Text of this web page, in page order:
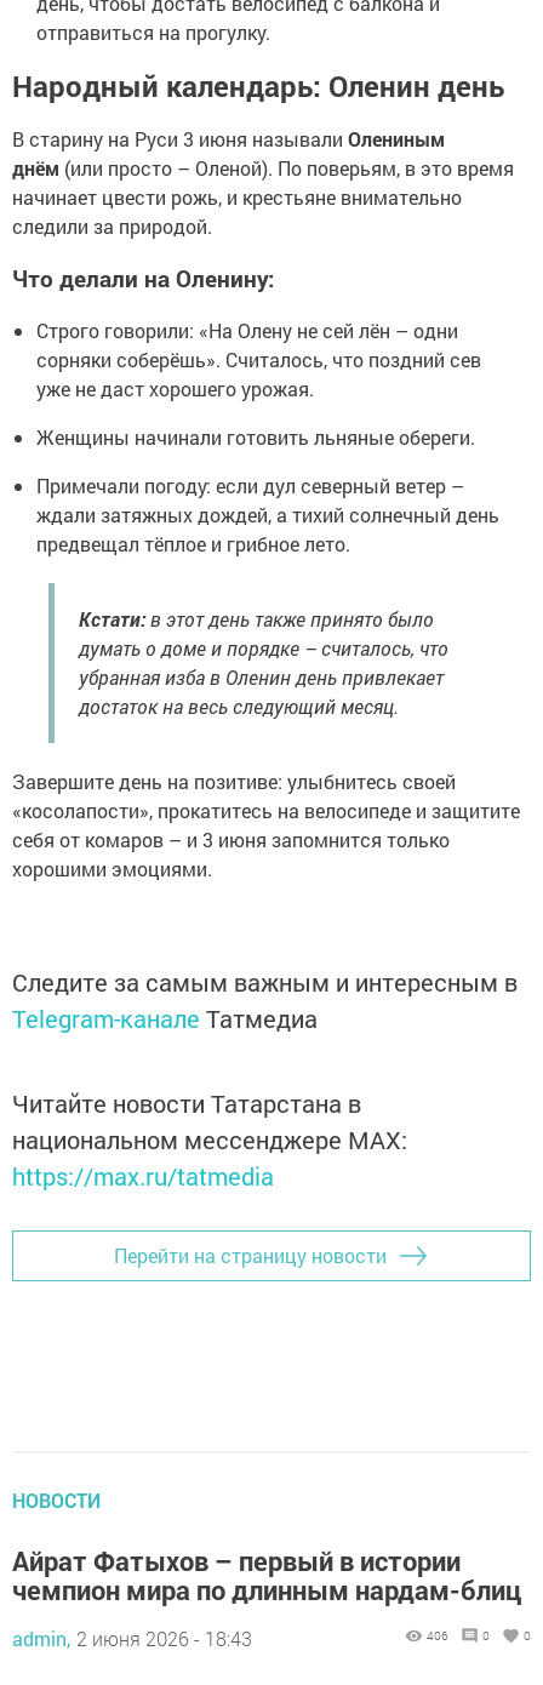
отправиться на прогулку.
Народный календарь: Оленин день
В старину на Руси 3 июня называли Олениным
днём (или просто – Оленой). По поверьям, в это время
начинает цвести рожь, и крестьяне внимательно
следили за природой.
Что делали на Оленину:
Строго говорили: «На Олену не сей лён – одни
сорняки соберёшь». Считалось, что поздний сев
уже не даст хорошего урожая.
Женщины начинали готовить льняные обереги.
Примечали погоду: если дул северный ветер –
ждали затяжных дождей, а тихий солнечный день
предвещал тёплое и грибное лето.
Кстати:в этот день также принято было
думать о доме и порядке – считалось, что
убранная изба в Оленин день привлекает
достаток на весь следующий месяц.
Завершите день на позитиве: улыбнитесь своей
«косолапости», прокатитесь на велосипеде и защитите
себя от комаров – и 3 июня запомнится только
хорошими эмоциями.
Следите за самым важным и интересным в
Telegram-канале Татмедиа
Читайте новости Татарстана в
национальном мессенджере MАХ:
https://max.ru/tatmedia
Перейти на страницу новости
НОВОСТИ
Айрат Фатыхов – первый в истории
чемпион мира по длинным нардам-блиц
admin, 2 июня 2026 - 18:43 406 0 0